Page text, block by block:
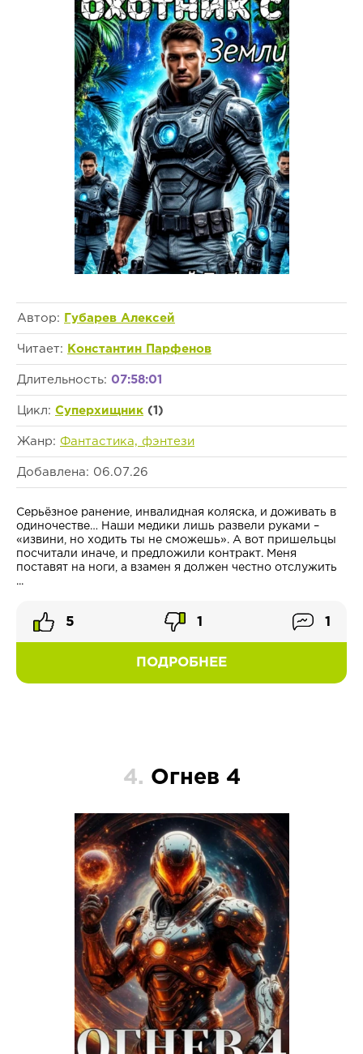
Автор: Губарев Алексей
Читает: Константин Парфенов
Длительность: 07:58:01
Цикл: Суперхищник (1)
Жанр: Фантастика, фэнтези
Добавлена: 06.07.26
Серьёзное ранение, инвалидная коляска, и доживать в
одиночестве… Наши медики лишь развели руками –
«извини, но ходить ты не сможешь». А вот пришельцы
посчитали иначе, и предложили контракт. Меня
поставят на ноги, а взамен я должен честно отслужить
...
ПОДРОБНЕЕ
5 1 1
4. Огнев 4